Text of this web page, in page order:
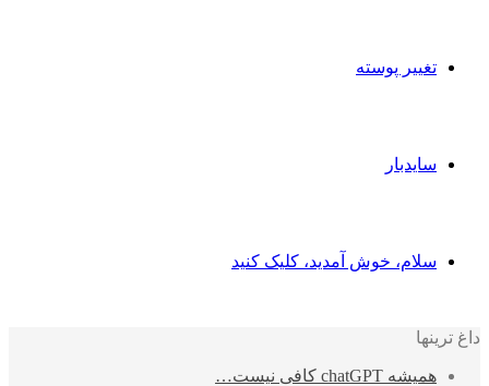
تغییر پوسته
سایدبار
سلام، خوش آمدید، کلیک کنید
داغ ترینها
همیشه chatGPT کافی نیست…